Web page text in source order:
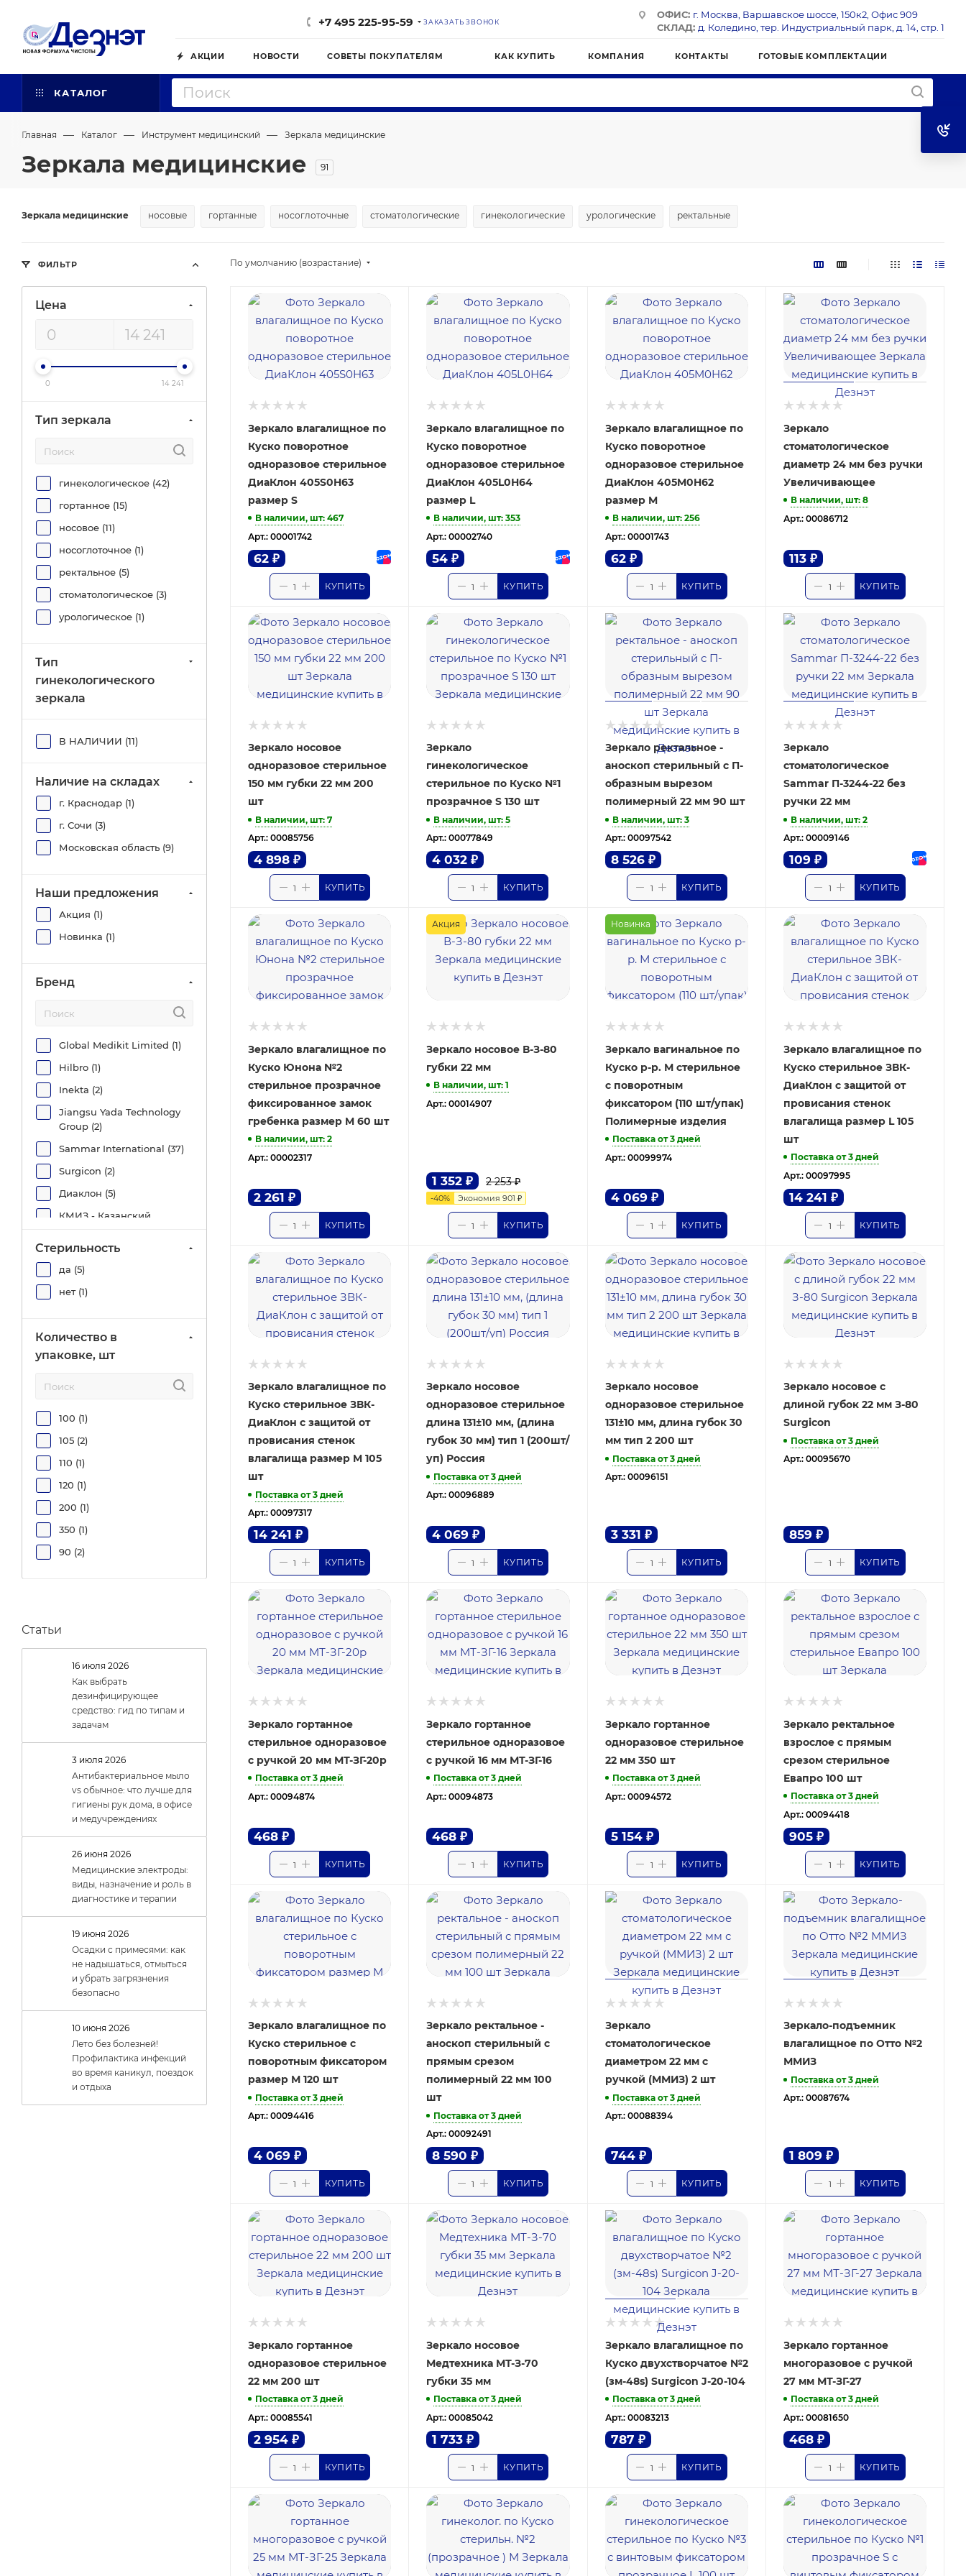
+7 495 225-95-59 ЗАКАЗАТЬ ЗВОНОК
ОФИС: г. Москва, Варшавское шоссе, 150к2, Офис 909
СКЛАД: д. Коледино, тер. Индустриальный парк, д. 14, стр. 1
АКЦИИ НОВОСТИ СОВЕТЫ ПОКУПАТЕЛЯМ КАК КУПИТЬ КОМПАНИЯ КОНТАКТЫ ГОТОВЫЕ КОМПЛЕКТАЦИИ
КАТАЛОГ
Главная — Каталог — Инструмент медицинский — Зеркала медицинские
Зеркала медицинские 91
Зеркала медицинские носовые гортанные носоглоточные стоматологические гинекологические урологические ректальные
По умолчанию (возрастание)
Зеркало влагалищное по
Куско поворотное
одноразовое стерильное
ДиаКлон 405S0H63
размер S
В наличии, шт: 467
Арт.: 00001742
62 ₽
КУПИТЬ
Зеркало влагалищное по
Куско поворотное
одноразовое стерильное
ДиаКлон 405L0Н64
размер L
В наличии, шт: 353
Арт.: 00002740
54 ₽
КУПИТЬ
Зеркало влагалищное по
Куско поворотное
одноразовое стерильное
ДиаКлон 405M0H62
размер M
В наличии, шт: 256
Арт.: 00001743
62₽
КУПИТЬ
Зеркало
стоматологическое
диаметр 24 мм без ручки
Увеличивающее
В наличии, шт: 8
Арт.: 00086712
113₽
КУПИТЬ
Зеркало носовое
одноразовое стерильное
150 мм губки 22 мм 200
шт
В наличии, шт: 7
Арт.: 00085756
4 898 ₽
КУПИТЬ
Зеркало
гинекологическое
стерильное по Куско №1
прозрачное S 130 шт
В наличии, шт: 5
Арт.: 00077849
4 032 ₽
КУПИТЬ
Зеркало ректальное -
аноскоп стерильный с П-
образным вырезом
полимерный 22 мм 90 шт
В наличии, шт: 3
Арт.: 00097542
8 526₽
КУПИТЬ
Зеркало
стоматологическое
Sammar П-3244-22 без
ручки 22 мм
В наличии, шт: 2
Арт.: 00009146
109₽
КУПИТЬ
Зеркало влагалищное по
Куско Юнона №2
стерильное прозрачное
фиксированное замок
гребенка размер M 60 шт
В наличии, шт: 2
Арт.: 00002317
2 261 ₽
КУПИТЬ
Акция
Зеркало носовое В-З-80
губки 22 мм
В наличии, шт: 1
Арт.: 00014907
1 352 ₽ 2 253₽
-40% Экономия 901 ₽
КУПИТЬ
Новинка
Зеркало вагинальное по
Куско р-р. М стерильное
с поворотным
фиксатором (110 шт/упак)
Полимерные изделия
Поставка от 3 дней
Арт.: 00099974
4 069₽
КУПИТЬ
Зеркало влагалищное по
Куско стерильное ЗВК-
ДиаКлон с защитой от
провисания стенок
влагалища размер L 105
шт
Поставка от 3 дней
Арт.: 00097995
14 241 ₽
КУПИТЬ
Зеркало влагалищное по
Куско стерильное ЗВК-
ДиаКлон с защитой от
провисания стенок
влагалища размер M 105
шт
Поставка от 3 дней
Арт.: 00097317
14 241 ₽
КУПИТЬ
Зеркало носовое
одноразовое стерильное
длина 131±10 мм, (длина
губок 30 мм) тип 1 (200шт/
уп) Россия
Поставка от 3 дней
Арт.: 00096889
4 069 ₽
КУПИТЬ
Зеркало носовое
одноразовое стерильное
131±10 мм, длина губок 30
мм тип 2 200 шт
Поставка от 3 дней
Арт.: 00096151
3 331 ₽
КУПИТЬ
Зеркало носовое с
длиной губок 22 мм З-80
Surgicon
Поставка от 3 дней
Арт.: 00095670
859₽
КУПИТЬ
Зеркало гортанное
стерильное одноразовое
с ручкой 20 мм МТ-ЗГ-20р
Поставка от 3 дней
Арт.: 00094874
468 ₽
КУПИТЬ
Зеркало гортанное
стерильное одноразовое
с ручкой 16 мм МТ-ЗГ-16
Поставка от 3 дней
Арт.: 00094873
468 ₽
КУПИТЬ
Зеркало гортанное
одноразовое стерильное
22 мм 350 шт
Поставка от 3 дней
Арт.: 00094572
5 154₽
КУПИТЬ
Зеркало ректальное
взрослое с прямым
срезом стерильное
Евапро 100 шт
Поставка от 3 дней
Арт.: 00094418
905₽
КУПИТЬ
Зеркало влагалищное по
Куско стерильное с
поворотным фиксатором
размер М 120 шт
Поставка от 3 дней
Арт.: 00094416
4 069 ₽
КУПИТЬ
Зеркало ректальное -
аноскоп стерильный с
прямым срезом
полимерный 22 мм 100
шт
Поставка от 3 дней
Арт.: 00092491
8 590 ₽
КУПИТЬ
Зеркало
стоматологическое
диаметром 22 мм с
ручкой (ММИЗ) 2 шт
Поставка от 3 дней
Арт.: 00088394
744₽
КУПИТЬ
Зеркало-подъемник
влагалищное по Отто №2
ММИЗ
Поставка от 3 дней
Арт.: 00087674
1 809₽
КУПИТЬ
Зеркало гортанное
одноразовое стерильное
22 мм 200 шт
Поставка от 3 дней
Арт.: 00085541
2 954 ₽
КУПИТЬ
Зеркало носовое
Медтехника МТ-З-70
губки 35 мм
Поставка от 3 дней
Арт.: 00085042
1 733 ₽
КУПИТЬ
Зеркало влагалищное по
Куско двухстворчатое №2
(зм-48s) Surgicon J-20-104
Поставка от 3 дней
Арт.: 00083213
787 ₽
КУПИТЬ
Зеркало гортанное
многоразовое с ручкой
27 мм МТ-ЗГ-27
Поставка от 3 дней
Арт.: 00081650
468₽
КУПИТЬ
ФИЛЬТР
Цена
0 14 241
Тип зеркала
гинекологическое (42)
гортанное (15)
носовое (11)
носоглоточное (1)
ректальное (5)
стоматологическое (3)
урологическое (1)
Тип
гинекологического
зеркала
В НАЛИЧИИ (11)
Наличие на складах
г. Краснодар (1)
г. Сочи (3)
Московская область (9)
Наши предложения
Акция (1)
Новинка (1)
Бренд
Global Medikit Limited (1)
Hilbro (1)
Inekta (2)
Jiangsu Yada Technology
Group (2)
Sammar International (37)
Surgicon (2)
Диаклон (5)
КМИЗ - Казанский
инструментальный завод
инструментальный завод
Симург (
Тумботино (
Стерильность
да (5)
нет (1)
Количество в
упаковке, шт
100 (1)
105 (2)
110 (1)
120 (1)
200 (1)
350 (1)
90 (2)
Статьи
16 июля 2026
Как выбрать
дезинфицирующее
средство: гид по типам и
задачам
3 июля 2026
Антибактериальное мыло
vs обычное: что лучше для
гигиены рук дома, в офисе
и медучреждениях
26 июня 2026
Медицинские электроды:
виды, назначение и роль в
диагностике и терапии
19 июня 2026
Осадки с примесями: как
не надышаться, отмыться
и убрать загрязнения
безопасно
10 июня 2026
Лето без болезней!
Профилактика инфекций
во время каникул, поездок
и отдыха